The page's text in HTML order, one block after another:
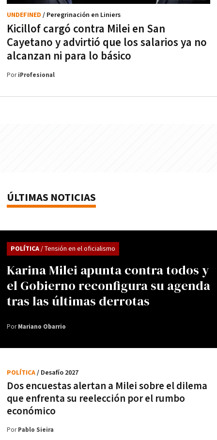
Kicillof cargó contra Milei en San
Cayetano y advirtió que los salarios ya no
alcanzan ni para lo básico
UNDEFINED / Peregrinación en Liniers
PoriProfesional
ÚLTIMAS NOTICIAS
Karina Milei apunta contra todos y
el Gobierno reconfigura su agenda
tras las últimas derrotas
POLÍTICA / Tensión en el oficialismo
PorMariano Obarrio
Dos encuestas alertan a Milei sobre el dilema
que enfrenta su reelección por el rumbo
económico
POLÍTICA/ Desafío 2027
PorPablo Sieira